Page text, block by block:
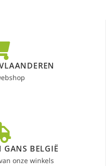
GANS BELGIË
onze winkels